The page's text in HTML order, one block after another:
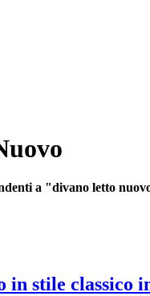
a "divano letto
in stile classico